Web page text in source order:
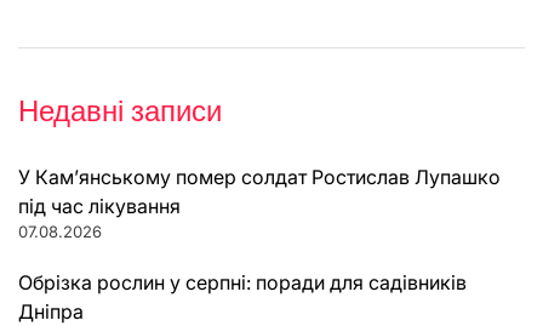
Недавні записи
У Кам’янському помер солдат Ростислав Лупашко
під час лікування
07.08.2026
Обрізка рослин у серпні: поради для садівників
Дніпра